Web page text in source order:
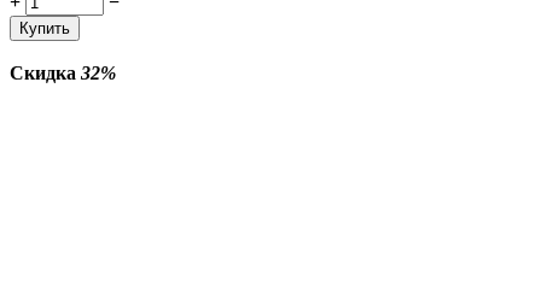
Купить
Скидка 32%